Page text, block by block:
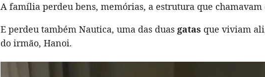
A família perdeu bens, memórias, a estrutura que chamavam
E perdeu também Nautica, uma das duas gatas que viviam
do irmão, Hanoi.